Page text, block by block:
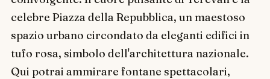
celebre Piazza della Repubblica, un maestoso
spazio urbano circondato da eleganti edifici in
tufo rosa, simbolo dell'architettura nazionale.
Qui potrai ammirare fontane spettacolari,